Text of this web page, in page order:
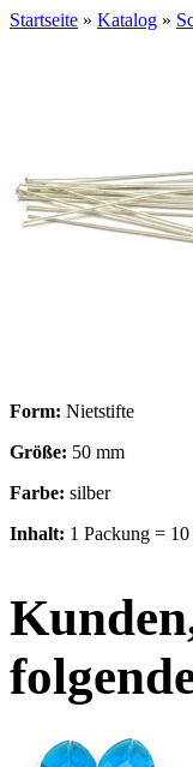
Startseite » Katalog »
Form: Nietstifte
Größe: 50 mm
Farbe: silber
Inhalt: 1 Packung = 10